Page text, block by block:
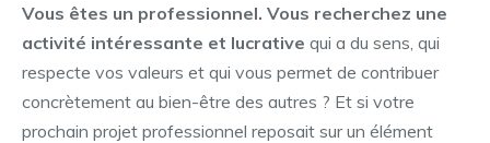
Vous êtes un professionnel. Vous recherchez une
activité intéressante et lucrative qui a du sens, qui
respecte vos valeurs et qui vous permet de contribuer
concrètement au bien-être des autres ? Et si votre
prochain projet professionnel reposait sur un élément